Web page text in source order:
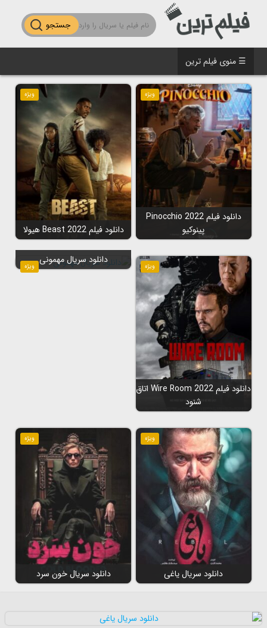
جستجو
☰ منوی فیلم ترین
ویژه
دانلود فیلم Pinocchio 2022
پینوکیو
ویژه
دانلود فیلم Beast 2022 هیولا
ویژه
دانلود فیلم Wire Room 2022 اتاق
شنود
ویژه
دانلود سریال مهمونی
ویژه
دانلود سریال یاغی
ویژه
دانلود سریال خون سرد